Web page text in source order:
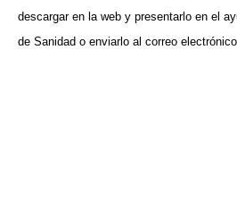
descargar en la web y presentarlo en el
de Sanidad o enviarlo al correo